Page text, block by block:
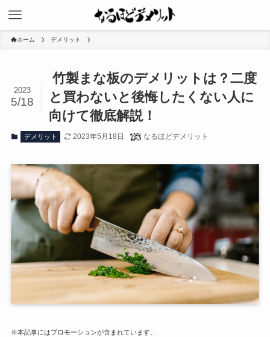
ホーム デメリット
竹製まな板のデメリットは？二度
と買わないと後悔したくない人に
向けて徹底解説！
2023
5/18
デメリット 2023年5月18日 なるほどデメリット
※本記事にはプロモーションが含まれています。